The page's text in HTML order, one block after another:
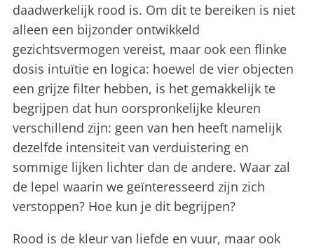
daadwerkelijk rood is. Om dit te bereiken is niet
alleen een bijzonder ontwikkeld
gezichtsvermogen vereist, maar ook een flinke
dosis intuïtie en logica: hoewel de vier objecten
een grijze filter hebben, is het gemakkelijk te
begrijpen dat hun oorspronkelijke kleuren
verschillend zijn: geen van hen heeft namelijk
dezelfde intensiteit van verduistering en
sommige lijken lichter dan de andere. Waar zal
de lepel waarin we geïnteresseerd zijn zich
verstoppen? Hoe kun je dit begrijpen?
Rood is de kleur van liefde en vuur, maar ook